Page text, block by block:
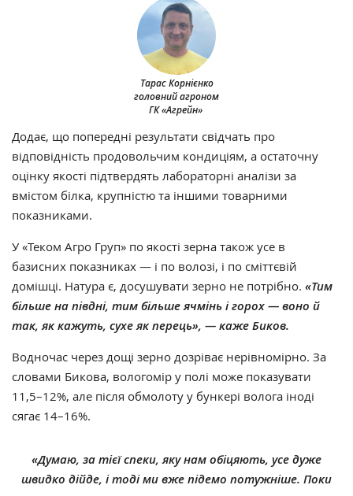
Тарас Корнієнко
головний агроном
ГК «Агрейн»
Додає, що попередні результати свідчать про
відповідність продовольчим кондиціям, а остаточну
оцінку якості підтвердять лабораторні аналізи за
вмістом білка, крупністю та іншими товарними
показниками.
У «Теком Агро Груп» по якості зерна також усе в
базисних показниках — і по волозі, і по сміттєвій
домішці. Натура є, досушувати зерно не потрібно. «Тим
більше на півдні, тим більше ячмінь і горох — воно й
так, як кажуть, сухе як перець», — каже Биков.
Водночас через дощі зерно дозріває нерівномірно. За
словами Бикова, вологомір у полі може показувати
11,5–12%, але після обмолоту у бункері волога іноді
сягає 14–16%.
«Думаю, за тієї спеки, яку нам обіцяють, усе дуже
швидко дійде, і тоді ми вже підемо потужніше. Поки